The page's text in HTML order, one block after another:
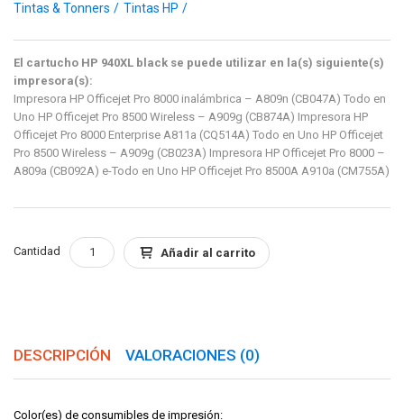
Tintas & Tonners Tintas HP
El cartucho HP 940XL black se puede utilizar en la(s) siguiente(s)
impresora(s):
Impresora HP Officejet Pro 8000 inalámbrica – A809n (CB047A) Todo en
Uno HP Officejet Pro 8500 Wireless – A909g (CB874A) Impresora HP
Officejet Pro 8000 Enterprise A811a (CQ514A) Todo en Uno HP Officejet
Pro 8500 Wireless – A909g (CB023A) Impresora HP Officejet Pro 8000 –
A809a (CB092A) e-Todo en Uno HP Officejet Pro 8500A A910a (CM755A)
Cantidad Añadir al carrito
DESCRIPCIÓN VALORACIONES (0)
Color(es) de consumibles de impresión: